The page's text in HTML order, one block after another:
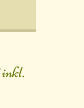
inkl.